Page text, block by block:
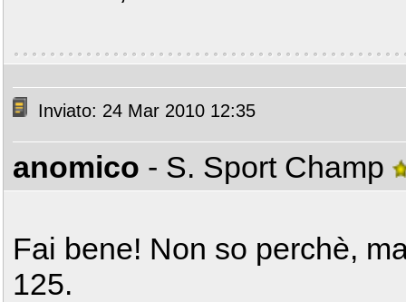
Inviato: 24 Mar 2010 12:35
anomico - S. Sport Champ
Fai bene! Non so perchè,
125.